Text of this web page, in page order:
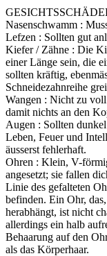
Nasenschwamm :
Lefzen : Sollten gut
Kiefer / Zähne : Die
einer Länge sein, die
sollten kräftig,
Schneidezahnreihe
Wangen : Nicht zu
damit nichts an den
Augen : Sollten
Leben, Feuer und
äusserst fehlerhaft.
Ohren : Klein, V-
angesetzt; sie fallen
Linie des gefalteten
befinden. Ein Ohr,
herabhängt, ist nicht
allerdings ein halb
Behaarung auf den
als das Körperhaar.